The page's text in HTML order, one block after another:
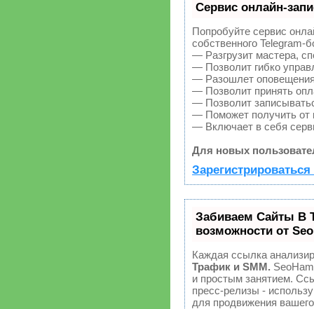
Сервис онлайн-
Попробуйте сервис
собственного Telegram-
— Разгрузит мастера,
— Позволит гибко
— Разошлет
— Позволит принять
— Позволит
— Поможет получить от
— Включает в себя
Для новых
Забиваем Сайты В
возможности от
Каждая ссылка
Трафик и SMM.
и простым занятием.
пресс-релизы -
для продвижения